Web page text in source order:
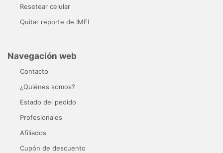
Resetear celular
Quitar reporte de IMEI
Navegación web
Contacto
¿Quiénes somos?
Estado del pedido
Profesionales
Afiliados
Cupón de descuento